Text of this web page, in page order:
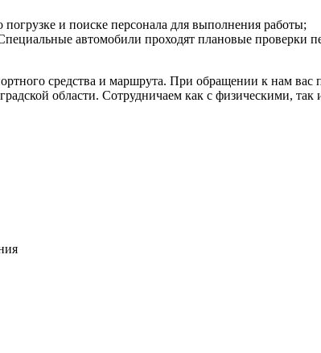
и поиске персонала для выполнения работы;
автомобили проходят плановые проверки
средства и маршрута. При обращении к нам
области. Сотрудничаем как с физическими,